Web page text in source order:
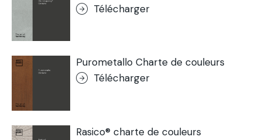
Télécharger
Purometallo Charte de couleurs
Télécharger
Rasico® charte de couleurs